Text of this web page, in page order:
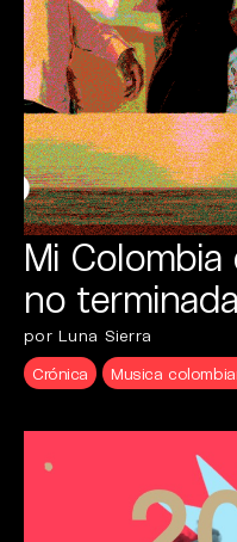
Mi
no terminada
por Luna Sierra
Crónica
Musica